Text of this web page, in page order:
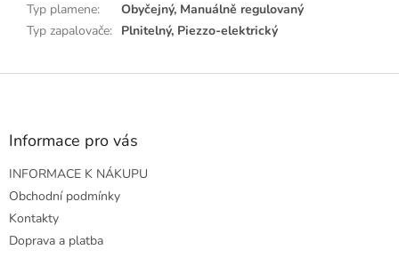
Typ plamene:
Obyčejný, Manuálně regulovaný
Typ zapalovače: Plnitelný, Piezzo-elektrický
Z
Informace pro vás
INFORMACE K NÁKUPU
Obchodní podmínky
Kontakty
Doprava a platba